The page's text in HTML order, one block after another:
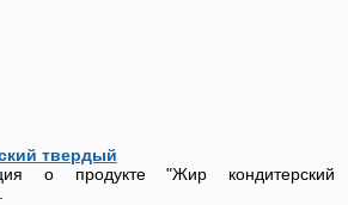
твердый
о продукте "Жир кондитерский